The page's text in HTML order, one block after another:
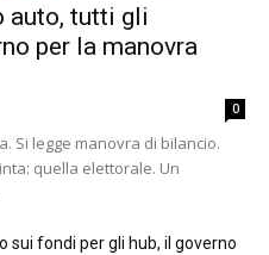
auto, tutti gli
per la manovra
0
Si legge manovra di bilancio.
quella elettorale. Un
sui fondi per gli hub, il governo